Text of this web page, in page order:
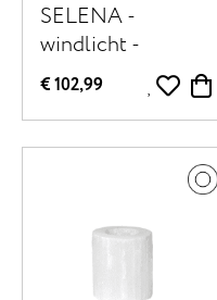
SELENA -
windlicht -
seleniet - DIA 14 x
H 14 cm - roze
€ 102,99